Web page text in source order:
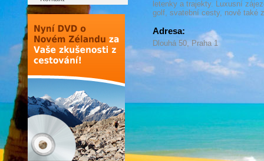
letenky a trajekty. Luxusní
golf, svatební cesty, nově také
Adresa:
Dlouhá 50, Praha 1